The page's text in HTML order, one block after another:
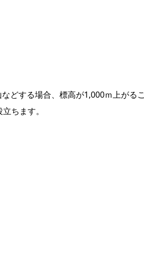
どする場合、標高が1,000ｍ上がる
ちます。